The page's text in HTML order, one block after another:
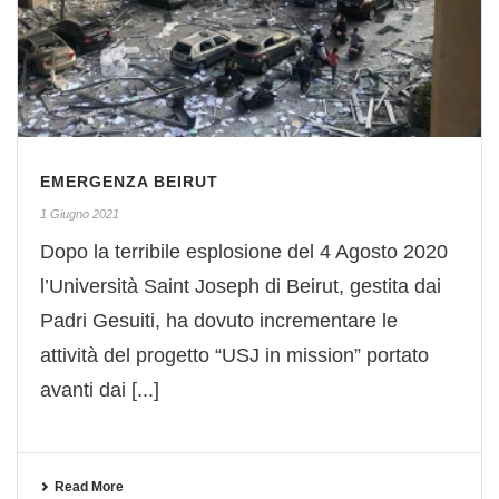
EMERGENZA BEIRUT
1 Giugno 2021
Dopo la terribile esplosione del 4 Agosto 2020
l’Università Saint Joseph di Beirut, gestita dai
Padri Gesuiti, ha dovuto incrementare le
attività del progetto “USJ in mission” portato
avanti dai [...]
Read More